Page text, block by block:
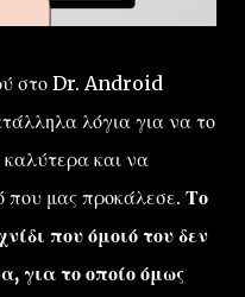
στο Dr. Android
λόγια για να το
και να
που μας προκάλεσε. Το
που όμοιό του δεν
για το οποίο όμως